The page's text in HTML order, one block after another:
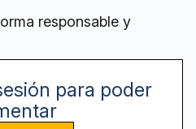
responsable y
para poder